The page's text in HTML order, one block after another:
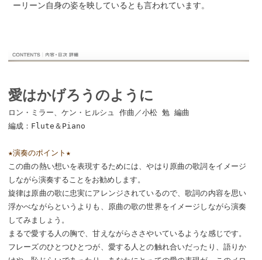
ーリーン自身の姿を映しているとも言われています。
愛はかげろうのように
ロン・ミラー、ケン・ヒルシュ 作曲／小松 勉 編曲
編成：Flute＆Piano
★演奏のポイント★
この曲の熱い想いを表現するためには、やはり原曲の歌詞をイメージ
しながら演奏することをお勧めします。
旋律は原曲の歌に忠実にアレンジされているので、歌詞の内容を思い
浮かべながらというよりも、原曲の歌の世界をイメージしながら演奏
してみましょう。
まるで愛する人の胸で、甘えながらささやいているような感じです。
フレーズのひとつひとつが、愛する人との触れ合いだったり、語りか